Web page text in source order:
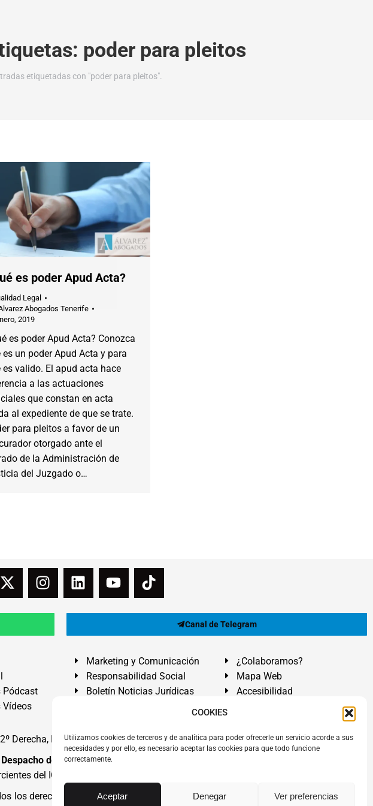
COOKIES
Utilizamos cookies de terceros y de analítica para poder ofrecerle un servicio acorde a sus
necesidades y por ello, es necesario aceptar las cookies para que todo funcione
correctamente.
Aceptar Denegar Ver preferencias
poder para pleitos
etiquetadas con "poder para pleitos".
es poder Apud Acta?
Legal
Abogados Tenerife
2019
es poder Apud Acta? Conozca
es un poder Apud Acta y para
es valido. El apud acta hace
a las actuaciones
que constan en acta
al expediente de que se trate.
para pleitos a favor de un
otorgado ante el
de la Administración de
del Juzgado o…
Canal de Telegram
Pódcast
Vídeos
Marketing y Comunicación
Responsabilidad Social
Boletín Noticias Jurídicas
¿Colaboramos?
Mapa Web
Accesibilidad
Derecha, El Médano, Granadilla de Abona, Santa Cruz de Tenerife. Islas Canarias.
Despacho de Abogados El Médano
del ICATF.
los derechos reservados.Álvarez Abogados ®y el logotipo son marca registrada.